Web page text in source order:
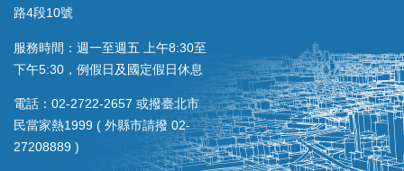
路4段10號
服務時間：週一至週五 上午8:30至
下午5:30，例假日及國定假日休息
電話：02-2722-2657 或撥臺北市
民當家熱1999 ( 外縣市請撥 02-
27208889 )